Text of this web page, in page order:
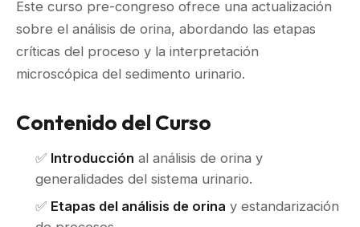
Este curso pre-congreso ofrece una actualización
sobre el análisis de orina, abordando las etapas
críticas del proceso y la interpretación
microscópica del sedimento urinario.
Contenido del Curso
✅ Introducción al análisis de orina y
generalidades del sistema urinario.
✅ Etapas del análisis de orina y estandarización